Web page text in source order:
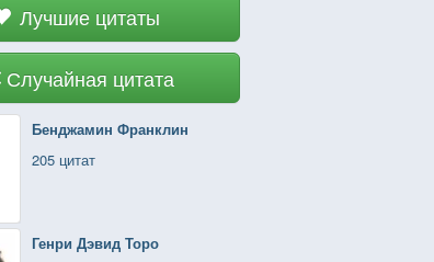
Лучшие цитаты
Случайная цитата
Бенджамин Франклин
205 цитат
Генри Дэвид Торо